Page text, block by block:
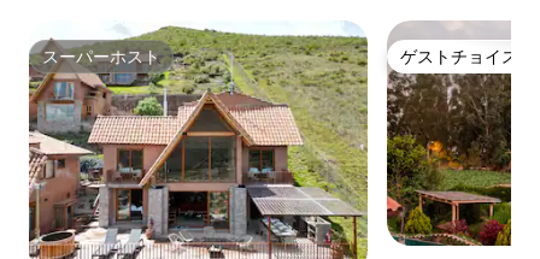
スーパーホスト
スーパーホスト ゲストチョイス
ゲストチョイス